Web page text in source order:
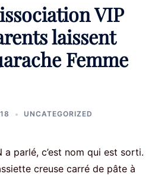
VIP
laissent
Femme
UNCATEGORIZED
a parlé, c’est nom qui est sorti.
creuse carré de pâte à